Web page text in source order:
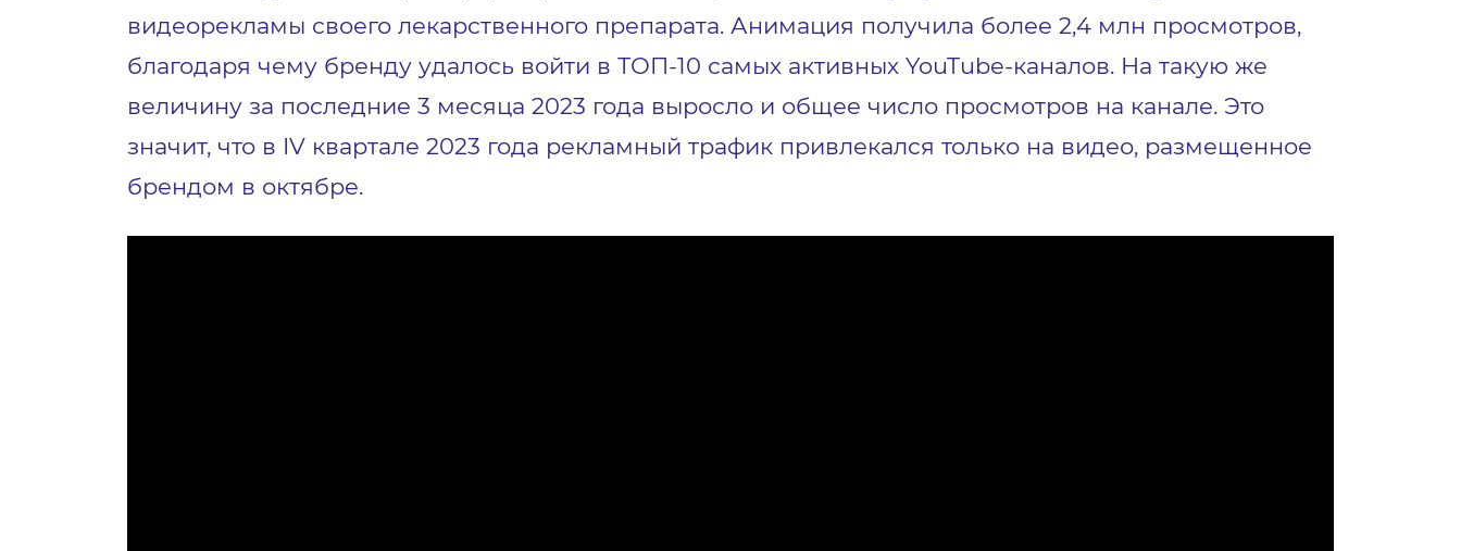
видеорекламы своего лекарственного препарата. Анимация получила более 2,4 млн просмотров,
благодаря чему бренду удалось войти в ТОП-10 самых активных YouTube-каналов. На такую же
величину за последние 3 месяца 2023 года выросло и общее число просмотров на канале. Это
значит, что в IV квартале 2023 года рекламный трафик привлекался только на видео, размещенное
брендом в октябре.